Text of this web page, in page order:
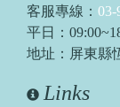
客服專線： 03-
平日：
地址：屏東縣
Links